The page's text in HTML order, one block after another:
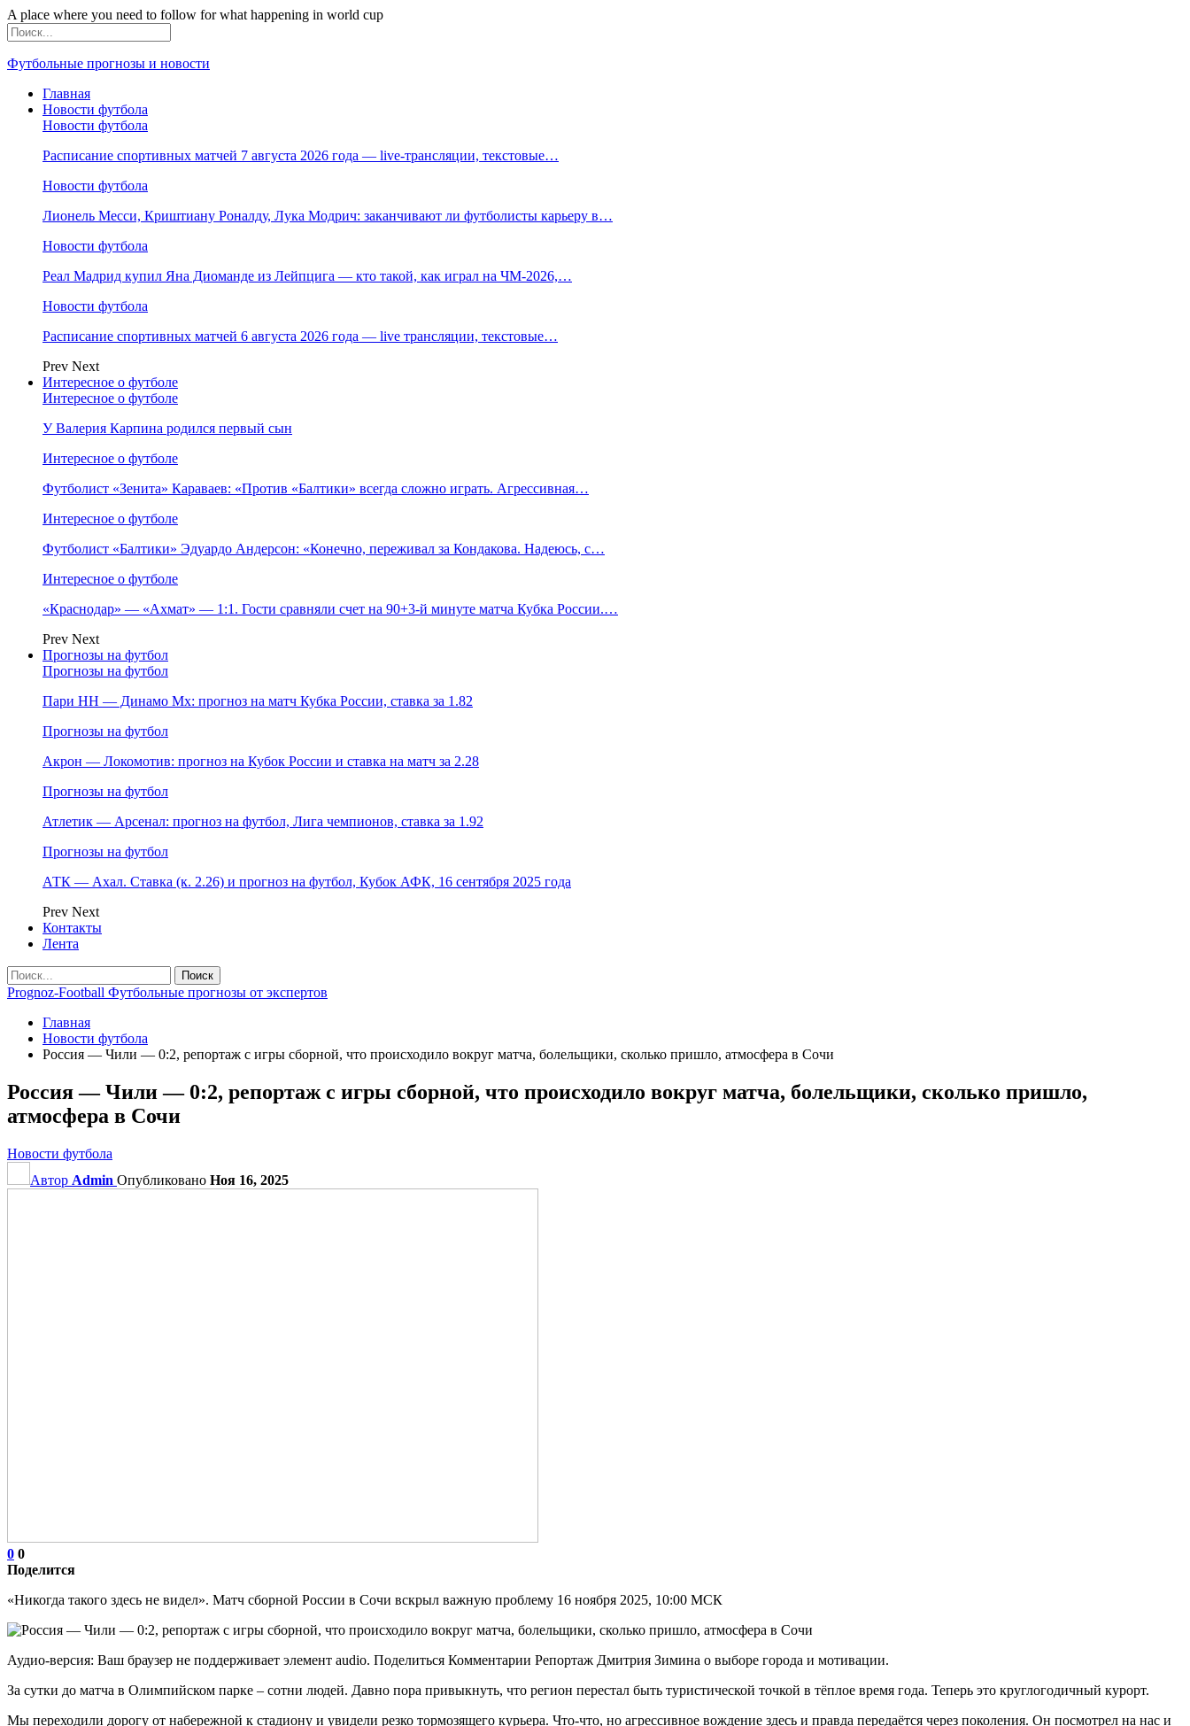
A place where you need to follow for what happening in world cup
Футбольные прогнозы и новости
Главная
Новости футбола
Новости футбола
Расписание спортивных матчей 7 августа 2026 года — live-трансляции, текстовые…
Новости футбола
Лионель Месси, Криштиану Роналду, Лука Модрич: заканчивают ли футболисты карьеру в…
Новости футбола
Реал Мадрид купил Яна Диоманде из Лейпцига — кто такой, как играл на ЧМ-2026,…
Новости футбола
Расписание спортивных матчей 6 августа 2026 года — live трансляции, текстовые…
Prev Next
Интересное о футболе
Интересное о футболе
У Валерия Карпина родился первый сын
Интересное о футболе
Футболист «Зенита» Караваев: «Против «Балтики» всегда сложно играть. Агрессивная…
Интересное о футболе
Футболист «Балтики» Эдуардо Андерсон: «Конечно, переживал за Кондакова. Надеюсь, с…
Интересное о футболе
«Краснодар» — «Ахмат» — 1:1. Гости сравняли счет на 90+3‑й минуте матча Кубка России.…
Prev Next
Прогнозы на футбол
Прогнозы на футбол
Пари НН — Динамо Мх: прогноз на матч Кубка России, ставка за 1.82
Прогнозы на футбол
Акрон — Локомотив: прогноз на Кубок России и ставка на матч за 2.28
Прогнозы на футбол
Атлетик — Арсенал: прогноз на футбол, Лига чемпионов, ставка за 1.92
Прогнозы на футбол
АТК — Ахал. Ставка (к. 2.26) и прогноз на футбол, Кубок АФК, 16 сентября 2025 года
Prev Next
Контакты
Лента
Prognoz-Football Футбольные прогнозы от экспертов
Главная
Новости футбола
Россия — Чили — 0:2, репортаж с игры сборной, что происходило вокруг матча, болельщики, сколько пришло, атмосфера в Сочи
Россия — Чили — 0:2, репортаж с игры сборной, что происходило вокруг матча, болельщики, сколько пришло,
атмосфера в Сочи
Новости футбола
Автор Admin Опубликовано Ноя 16, 2025
0 0
Поделится
«Никогда такого здесь не видел». Матч сборной России в Сочи вскрыл важную проблему 16 ноября 2025, 10:00 МСК
Аудио-версия: Ваш браузер не поддерживает элемент audio. Поделиться Комментарии Репортаж Дмитрия Зимина о выборе города и мотивации.
За сутки до матча в Олимпийском парке – сотни людей. Давно пора привыкнуть, что регион перестал быть туристической точкой в тёплое время года. Теперь это круглогодичный курорт.
Мы переходили дорогу от набережной к стадиону и увидели резко тормозящего курьера. Что-что, но агрессивное вождение здесь и правда передаётся через поколения. Он посмотрел на нас и